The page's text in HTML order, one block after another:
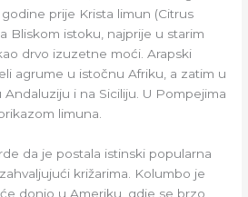
prije Krista limun (Citrus
Bliskom istoku, najprije u starim
drvo izuzetne moći. Arapski
agrume u istočnu Afriku, a zatim u
i na Siciliju. U Pompejima
limuna.
da je postala istinski popularna
križarima. Kolumbo je
donio u Ameriku, gdje se brzo